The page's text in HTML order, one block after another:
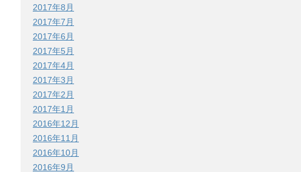
2017年8月
2017年7月
2017年6月
2017年5月
2017年4月
2017年3月
2017年2月
2017年1月
2016年12月
2016年11月
2016年10月
2016年9月